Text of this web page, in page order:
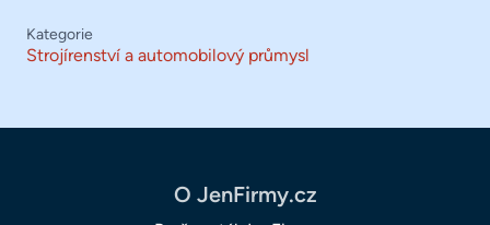
Kategorie
Strojírenství a automobilový průmysl
O JenFirmy.cz